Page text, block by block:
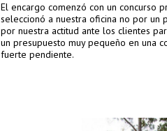
El encargo comenzó con un concurso
seleccionó a nuestra oficina no por un
por nuestra actitud ante los clientes
un presupuesto muy pequeño en una
fuerte pendiente.